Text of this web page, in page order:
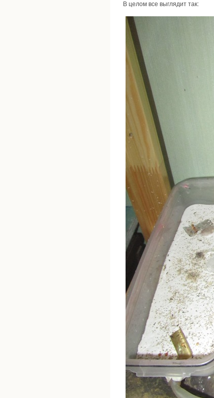
В целом все выглядит так: